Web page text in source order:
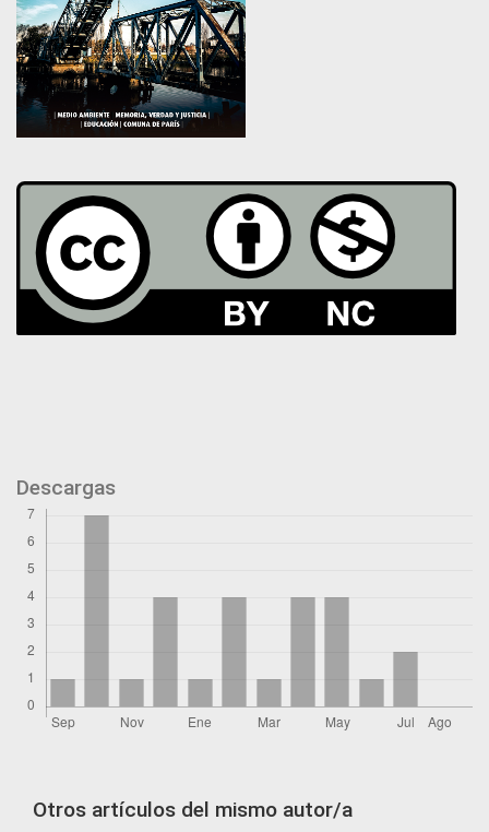
Descargas
Otros artículos del mismo autor/a